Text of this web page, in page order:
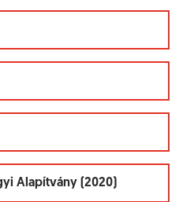
Alapítvány (2020)